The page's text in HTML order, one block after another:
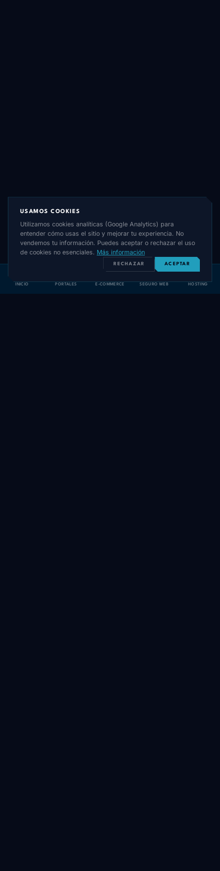
INICIO PORTALES E-COMMERCE SEGURO WEB HOSTING
USAMOS COOKIES
Utilizamos cookies analíticas (Google Analytics) para
entender cómo usas el sitio y mejorar tu experiencia. No
vendemos tu información. Puedes aceptar o rechazar el uso
de cookies no esenciales. Más información
RECHAZAR ACEPTAR